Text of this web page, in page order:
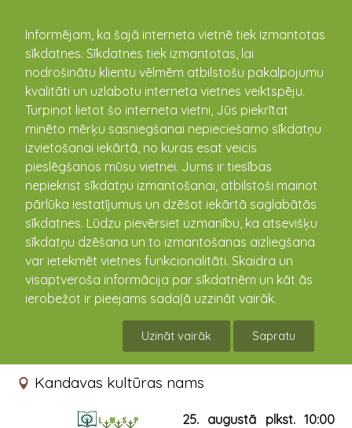
Informējam, ka šajā interneta vietnē tiek izmantotas
sīkdatnes. Sīkdatnes tiek izmantotas, lai
nodrošinātu klientu vēlmēm atbilstošu pakalpojumu
kvalitāti un uzlabotu interneta vietnes veiktspēju.
Turpinot lietot šo interneta vietni, Jūs piekrītat
minēto mērķu sasniegšanai nepieciešamo sīkdatņu
izvietošanai iekārtā, no kuras esat veicis
pieslēgšanos mūsu vietnei. Jums ir tiesības
nepiekrist sīkdatņu izmantošanai, atbilstoši mainot
pārlūka iestatījumus un dzēšot iekārtā saglabātās
sīkdatnes. Lūdzu pievērsiet uzmanību, ka atsevišķu
sīkdatņu dzēšana un to izmantošanas aizliegšana
var ietekmēt vietnes funkcionalitāti. Skaidra un
visaptveroša informācija par sīkdatnēm un kāt ās
ierobežot ir pieejams sadaļā uzzināt vairāk.
Uzināt vairāk Sapratu
kandava.lv
PASĀKUMU
KALENDĀRS
Bezmaksas seminārs par
biotopu kartēšanas procesu
25.08.2017 10:00 - 14:00
Kandavas kultūras nams
25. augustā plkst. 10:00